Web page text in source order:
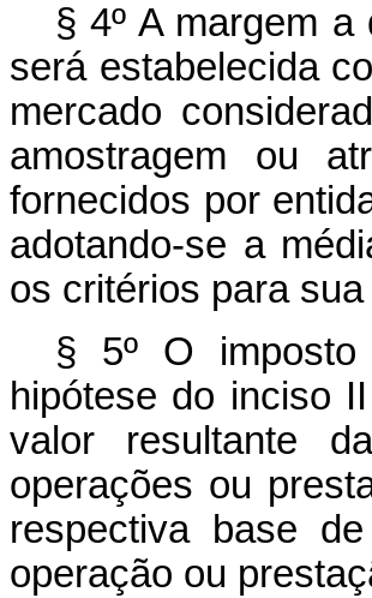
§ 4º A margem
será estabelecida
mercado
amostragem ou
fornecidos por
adotando-se a
os critérios para
§ 5º O
hipótese do inciso
valor resultante
operações ou
respectiva base
operação ou